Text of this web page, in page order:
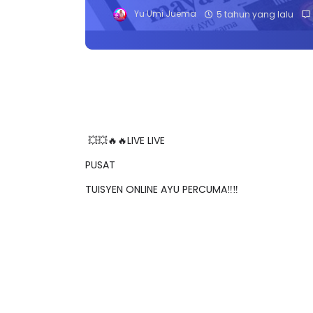
Yu Umi Juema 5 tahun yang lalu
💥💥🔥🔥LIVE LIVE
PUSAT
TUISYEN ONLINE AYU PERCUMA‼️‼️